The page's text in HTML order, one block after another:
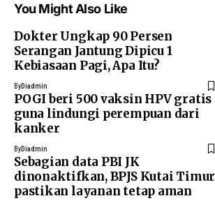
You Might Also Like
Dokter Ungkap 90 Persen
Serangan Jantung Dipicu 1
Kebiasaan Pagi, Apa Itu?
ByDiadmin
POGI beri 500 vaksin HPV gratis
guna lindungi perempuan dari
kanker
ByDiadmin
Sebagian data PBI JK
dinonaktifkan, BPJS Kutai Timur
pastikan layanan tetap aman